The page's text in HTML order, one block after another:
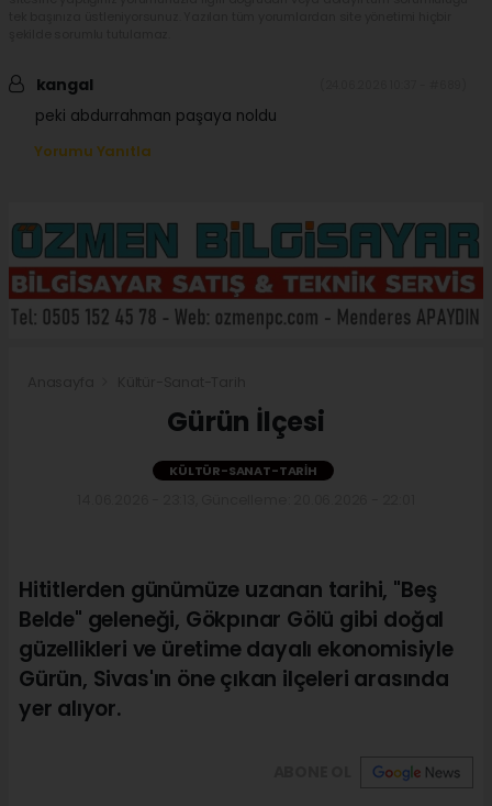
kangal
peki abdurrahman paşaya noldu
Yorumu Yanıtla
Gürün İlçesi
KÜLTÜR-SANAT-TARIH
Hititlerden günümüze uzanan tarihi, "Beş
Belde" geleneği, Gökpınar Gölü gibi doğal
güzellikleri ve üretime dayalı ekonomisiyle
Gürün, Sivas'ın öne çıkan ilçeleri arasında
yer alıyor.